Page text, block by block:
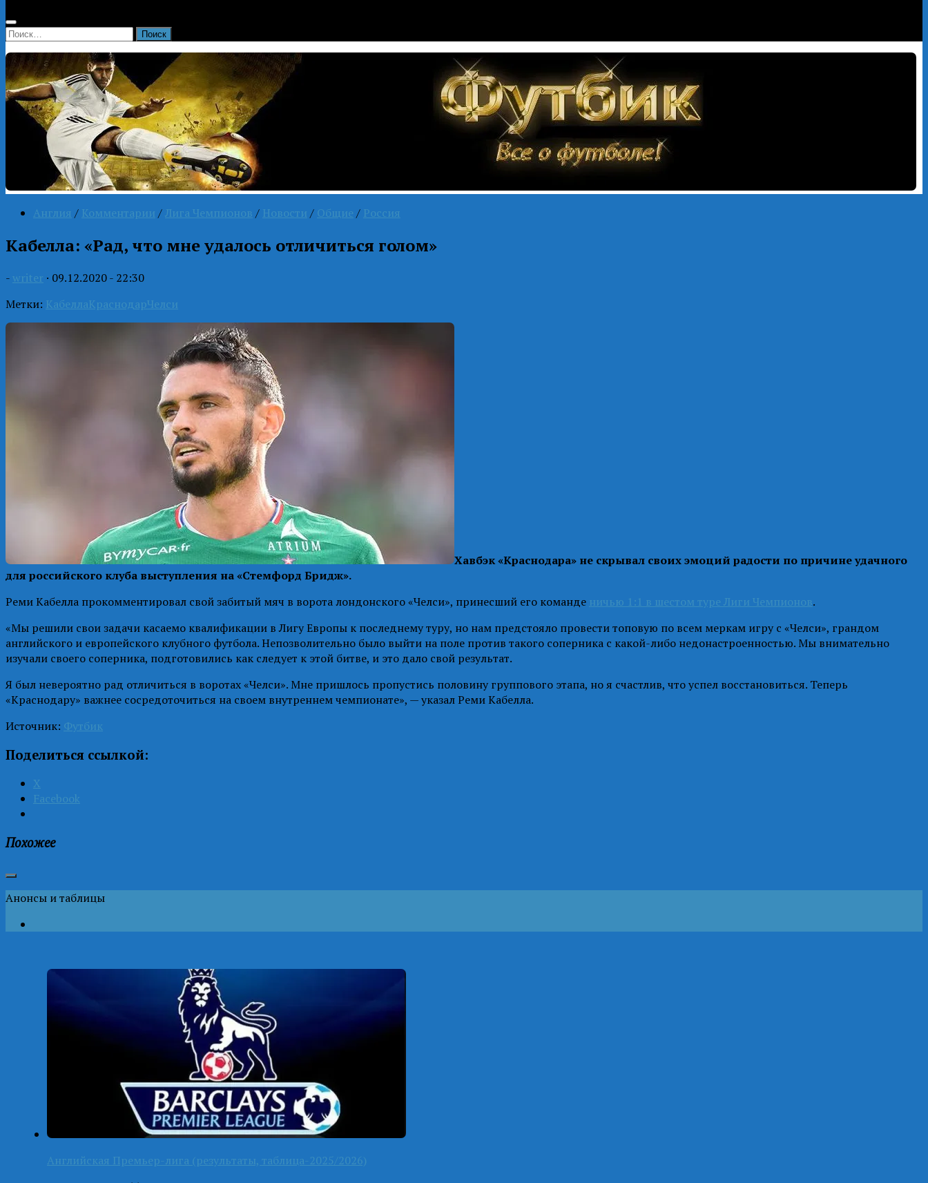
Найти:
Англия / Комментарии /Лига Чемпионов / Новости / Общие / Россия
Кабелла: «Рад, что мне удалось отличиться голом»
- writer · 09.12.2020 - 22:30
Метки: КабеллаКраснодарЧелси
Хавбэк «Краснодара» не скрывал своих эмоций радости по причине удачного
для российского клуба выступления на «Стемфорд Бридж».
Реми Кабелла прокомментировал свой забитый мяч в ворота лондонского «Челси», принесший его команде ничью 1:1 в шестом туре Лиги Чемпионов.
«Мы решили свои задачи касаемо квалификации в Лигу Европы к последнему туру, но нам предстояло провести топовую по всем меркам игру с «Челси», грандом
английского и европейского клубного футбола. Непозволительно было выйти на поле против такого соперника с какой-либо недонастроенностью. Мы внимательно
изучали своего соперника, подготовились как следует к этой битве, и это дало свой результат.
Я был невероятно рад отличиться в воротах «Челси». Мне пришлось пропустись половину группового этапа, но я счастлив, что успел восстановиться. Теперь
«Краснодару» важнее сосредоточиться на своем внутреннем чемпионате», — указал Реми Кабелла.
Источник: Футбик
Поделиться ссылкой:
X
Facebook
Похожее
Анонсы и таблицы
Английская Премьер-лига (результаты, таблица-2025/2026)